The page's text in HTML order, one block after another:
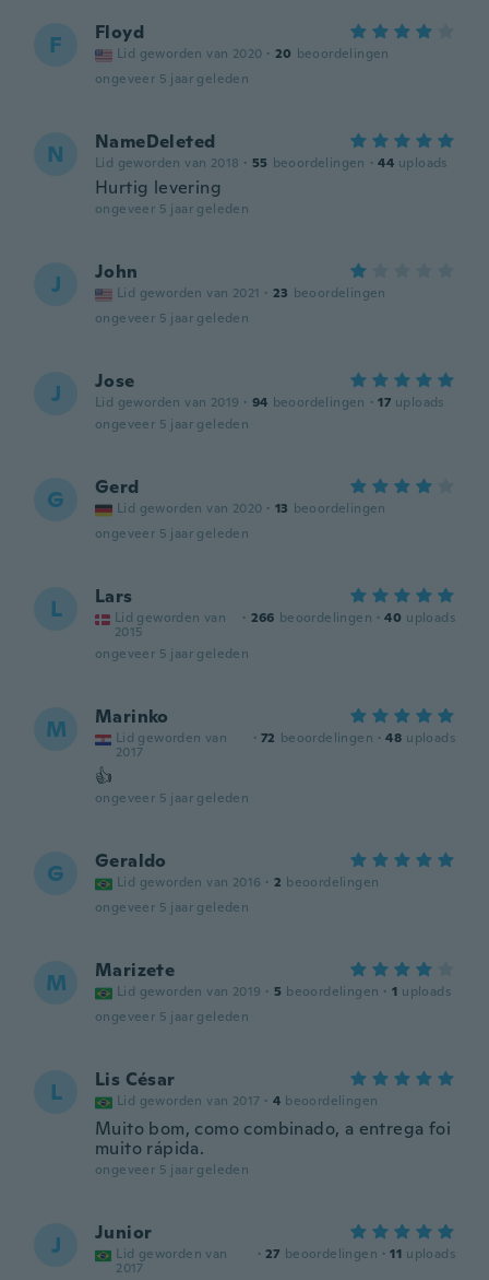
F Floyd
Lid geworden van 2020 · 20 beoordelingen
ongeveer 5 jaar geleden
N NameDeleted
Lid geworden van 2018 · 55 beoordelingen · 44 uploads
Hurtig levering
ongeveer 5 jaar geleden
J John
Lid geworden van 2021 · 23 beoordelingen
ongeveer 5 jaar geleden
J Jose
Lid geworden van 2019 · 94 beoordelingen · 17 uploads
ongeveer 5 jaar geleden
G Gerd
Lid geworden van 2020 · 13 beoordelingen
ongeveer 5 jaar geleden
L Lars
Lid geworden van
2015
· 266 beoordelingen · 40 uploads
ongeveer 5 jaar geleden
M Marinko
Lid geworden van
2017
· 72 beoordelingen · 48 uploads
👍
ongeveer 5 jaar geleden
G Geraldo
Lid geworden van 2016 · 2 beoordelingen
ongeveer 5 jaar geleden
M Marizete
Lid geworden van 2019 · 5 beoordelingen · 1 uploads
ongeveer 5 jaar geleden
L Lis César
Lid geworden van 2017 · 4 beoordelingen
Muito bom, como combinado, a entrega foi
muito rápida.
ongeveer 5 jaar geleden
J Junior
Lid geworden van
2017
· 27 beoordelingen · 11 uploads